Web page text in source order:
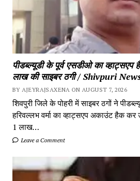
पीडब्ल्यूडी के पूर्व एसडीओ का
लाख की साइबर ठगी / Shivpuri
BY AJEYRAJSAXENA ON AUGUST 7, 2026
शिवपुरी जिले के पोहरी में साइबर ठगों ने
हरिवल्लभ वर्मा का व्हाट्सएप अकाउंट हैक
1 लाख…
Leave a Comment